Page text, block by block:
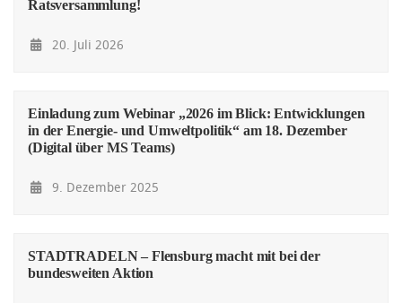
Ratsversammlung!
20. Juli 2026
Einladung zum Webinar „2026 im Blick: Entwicklungen
in der Energie- und Umweltpolitik“ am 18. Dezember
(Digital über MS Teams)
9. Dezember 2025
STADTRADELN – Flensburg macht mit bei der
bundesweiten Aktion